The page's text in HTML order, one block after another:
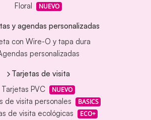
Floral
NUEVO
y agendas personalizadas
con Wire-O y tapa dura
personalizadas
Tarjetas de visita
Tarjetas PVC
NUEVO
de visita personales BASICS
de visita ecológicas ECO+